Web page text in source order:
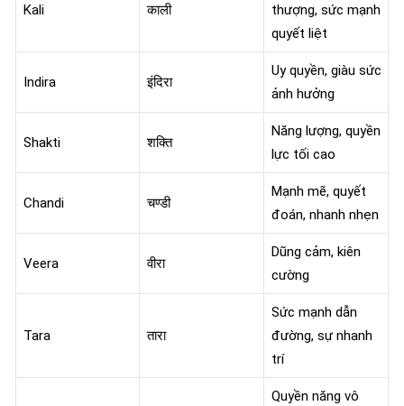
Kali काली
thượng, sức mạnh
quyết liệt
Indira इंदिरा
Uy quyền, giàu sức
ảnh hưởng
Shakti शक्ति
Năng lượng, quyền
lực tối cao
Chandi चण्डी
Mạnh mẽ, quyết
đoán, nhanh nhẹn
Veera वीरा
Dũng cảm, kiên
cường
Tara तारा
Sức mạnh dẫn
đường, sự nhanh
trí
Quyền năng vô